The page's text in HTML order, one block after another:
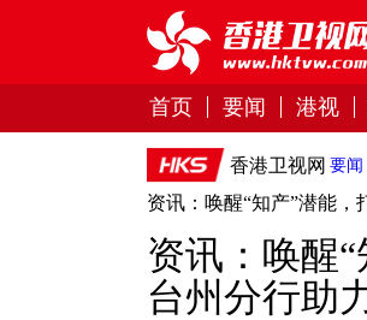
首页 要闻 港视
香港卫视网 要闻
资讯：唤醒“知产”潜能
资讯：唤醒
台州分行助